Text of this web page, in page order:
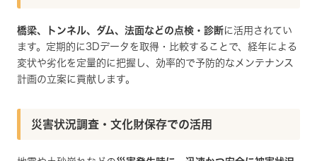
橋梁、トンネル、ダム、法面などの点検・診断に活用されてい
ます。定期的に3Dデータを取得・比較することで、経年による
変状や劣化を定量的に把握し、効率的で予防的なメンテナンス
計画の立案に貢献します。
災害状況調査・文化財保存での活用